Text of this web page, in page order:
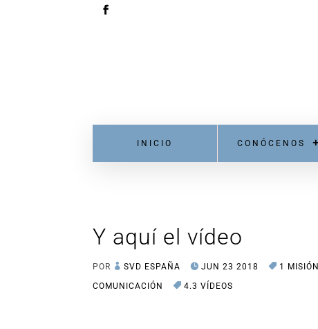
INICIO CONÓCENOS
Y aquí el vídeo
POR SVD ESPAÑA JUN 23 2018 1 MISIÓN
COMUNICACIÓN
4.3 VÍDEOS